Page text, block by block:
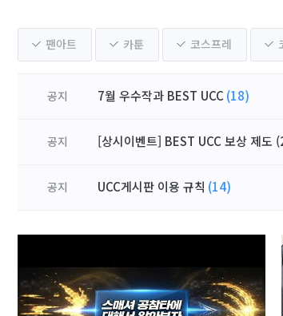
팬아트 카툰 코스프레
공지 7월 우수작과 BEST UCC(18)
공지 [상시이벤트] BEST UCC 보상 제도
공지 UCC게시판 이용 규칙 (14)